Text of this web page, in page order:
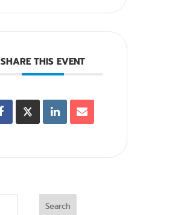
SHARE THIS EVENT
Search